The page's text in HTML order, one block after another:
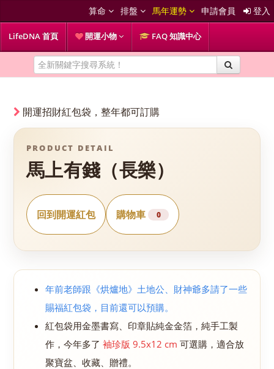
算命 排盤 馬年運勢 申請會員 登入
LifeDNA 首頁 開運小物 FAQ 知識中心
開運招財紅包袋，整年都可訂購
PRODUCT DETAIL
馬上有錢（長樂）
回到開運紅包 購物車 0
年前老師跟《烘爐地》土地公、財神爺多請了一些
賜福紅包袋，目前還可以預購。
紅包袋用金墨書寫、印章貼純金金箔，純手工製
作，今年多了 袖珍版 9.5x12 cm 可選購，適合放
聚寶盆、收藏、贈禮。